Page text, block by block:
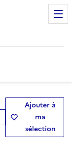
Ajouter à
ma
sélection